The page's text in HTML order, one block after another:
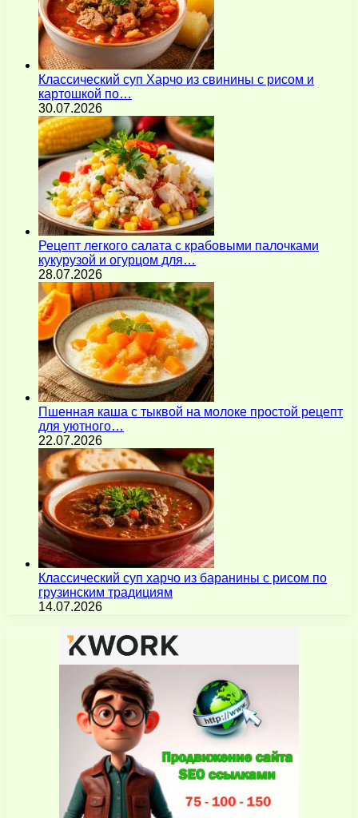
Классический суп Харчо из свинины с рисом и
картошкой по…
30.07.2026
Рецепт легкого салата с крабовыми палочками
кукурузой и огурцом для…
28.07.2026
Пшенная каша с тыквой на молоке простой рецепт
для уютного…
22.07.2026
Классический суп харчо из баранины с рисом по
грузинским традициям
14.07.2026